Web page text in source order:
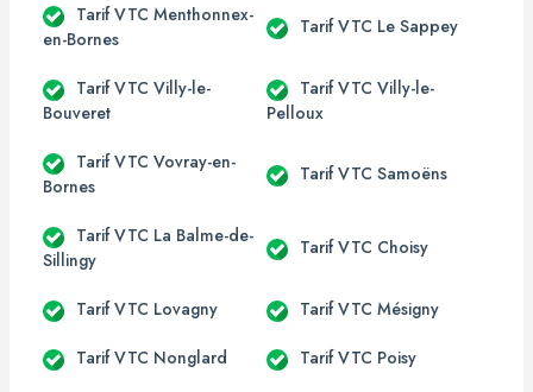
Tarif VTC Menthonnex-
en-Bornes
Tarif VTC Le Sappey
Tarif VTC Villy-le-
Bouveret
Tarif VTC Villy-le-
Pelloux
Tarif VTC Vovray-en-
Bornes
Tarif VTC Samoëns
Tarif VTC La Balme-de-
Sillingy
Tarif VTC Choisy
Tarif VTC Lovagny Tarif VTC Mésigny
Tarif VTC Nonglard Tarif VTC Poisy